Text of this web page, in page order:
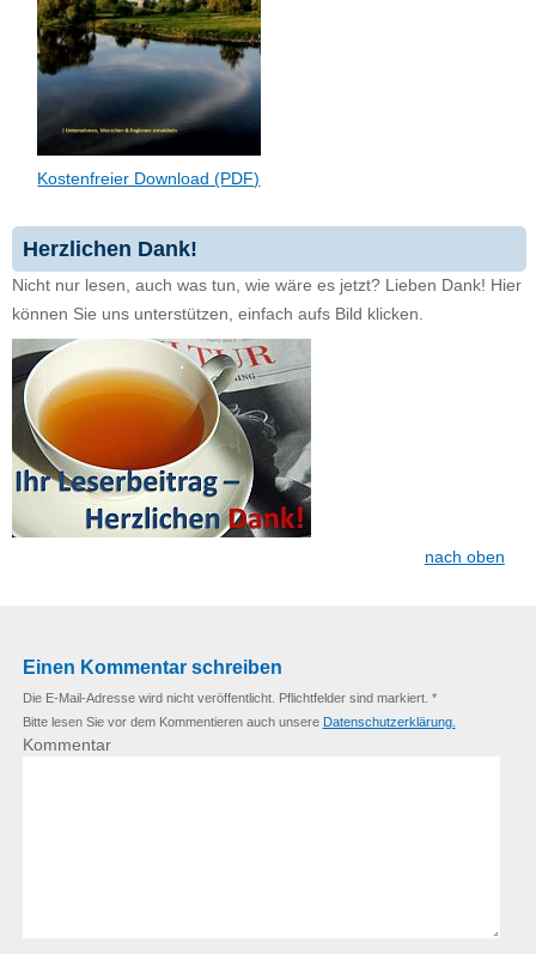
Kostenfreier Download (PDF)
Herzlichen Dank!
Nicht nur lesen, auch was tun, wie wäre es jetzt? Lieben Dank! Hier
können Sie uns unterstützen, einfach aufs Bild klicken.
nach oben
Einen Kommentar schreiben
Die E-Mail-Adresse wird nicht veröffentlicht. Pflichtfelder sind markiert. *
Bitte lesen Sie vor dem Kommentieren auch unsere Datenschutzerklärung.
Kommentar